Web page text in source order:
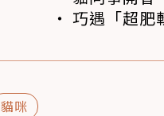
巧遇「超肥
貓咪